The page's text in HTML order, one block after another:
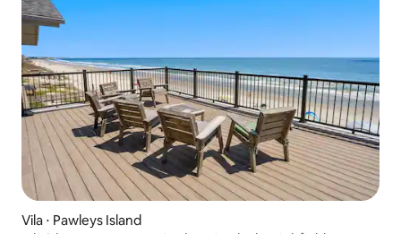
Vila ⋅ Pawleys Island